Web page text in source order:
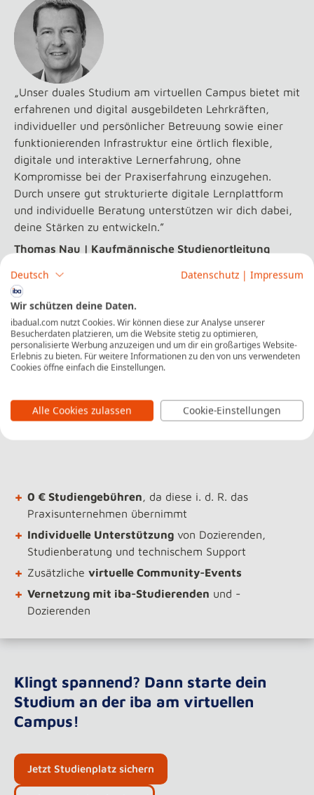
„Unser duales Studium am virtuellen Campus bietet mit
erfahrenen und digital ausgebildeten Lehrkräften,
individueller und persönlicher Betreuung sowie einer
funktionierenden Infrastruktur eine örtlich flexible,
digitale und interaktive Lernerfahrung, ohne
Kompromisse bei der Praxiserfahrung einzugehen.
Durch unsere gut strukturierte digitale Lernplattform
und individuelle Beratung unterstützen wir dich dabei,
deine Stärken zu entwickeln.”
Thomas Nau | Kaufmännische Studienortleitung
Deine Vorteile auf einen Blick
+ Lehrveranstaltungen onlineund live
+ Interaktivstudierenanzweifesten Tagen pro
+ BeimPraxisunternehmen in deiner Nähearbeiten
+ MaximaleFlexibilität
+ 0 € Studiengebühren, da diese i. d. R. das
Praxisunternehmen übernimmt
+ Individuelle Unterstützung von Dozierenden,
Studienberatung und technischem Support
+ Zusätzliche virtuelle Community-Events
+ Vernetzung mit iba-Studierenden und -
Dozierenden
Klingt spannend? Dann starte dein
Studium an der iba am virtuellen
Campus!
Jetzt Studienplatz sichern
Deutsch Datenschutz | Impressum
Wir schützen deine Daten.
ibadual.com nutzt Cookies. Wir können diese zur Analyse unserer
Besucherdaten platzieren, um die Website stetig zu optimieren,
personalisierte Werbung anzuzeigen und um dir ein großartiges Website-
Erlebnis zu bieten. Für weitere Informationen zu den von uns verwendeten
Cookies öffne einfach die Einstellungen.
Alle Cookies zulassen Cookie-Einstellungen